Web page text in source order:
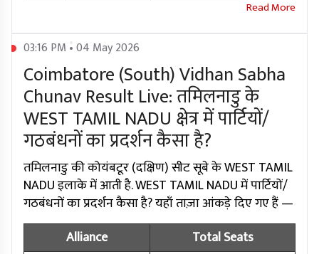
03:16 PM • 04 May 2026
Coimbatore (South) Vidhan Sabha
Chunav Result Live: तमिलनाडु के
WEST TAMIL NADU क्षेत्र में पार्टियों/
गठबंधनों का प्रदर्शन कैसा है?
तमिलनाडु की कोयंबटूर (दक्षिण) सीट सूबे के WEST TAMIL
NADU इलाके में आती है. WEST TAMIL NADU में पार्टियों/
गठबंधनों का प्रदर्शन कैसा है? यहाँ ताज़ा आंकड़े दिए गए हैं —
Alliance
Total Seats